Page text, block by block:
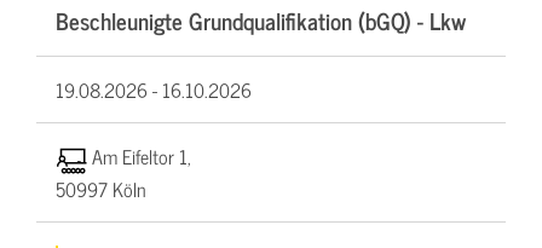
Beschleunigte Grundqualifikation (bGQ) - Lkw
19.08.2026 -16.10.2026
Am Eifeltor 1,
50997 Köln